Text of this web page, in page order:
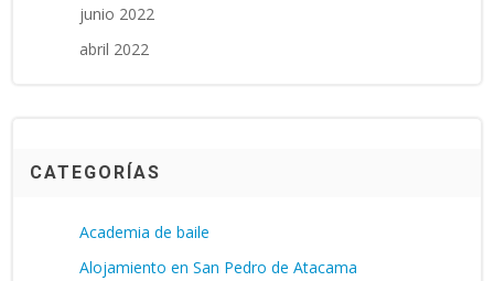
junio 2022
abril 2022
CATEGORÍAS
Academia de baile
Alojamiento en San Pedro de Atacama